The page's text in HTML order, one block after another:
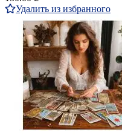
Удалить из избранного